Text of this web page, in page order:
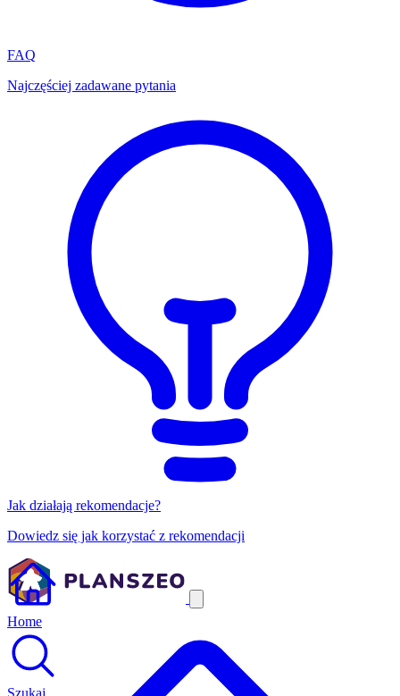
FAQ
Najczęściej zadawane pytania
Jak działają rekomendacje?
Dowiedz się jak korzystać z rekomendacji
Home
Szukaj